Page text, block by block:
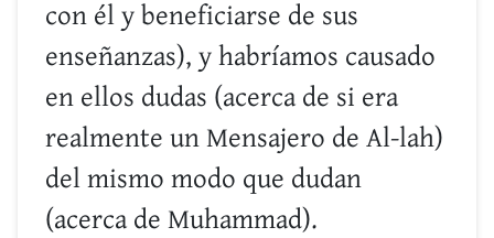
con él y beneficiarse de sus
enseñanzas), y habríamos causado
en ellos dudas (acerca de si era
realmente un Mensajero de Al-lah)
del mismo modo que dudan
(acerca de Muhammad).